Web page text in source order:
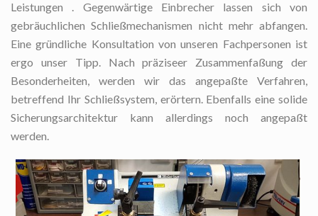
Leistungen . Gegenwärtige Einbrecher lassen sich von
gebräuchlichen Schließmechanismen nicht mehr abfangen.
Eine gründliche Konsultation von unseren Fachpersonen ist
ergo unser Tipp. Nach präziseer Zusammenfaßung der
Besonderheiten, werden wir das angepaßte Verfahren,
betreffend Ihr Schließsystem, erörtern. Ebenfalls eine solide
Sicherungsarchitektur kann allerdings noch angepaßt
werden.